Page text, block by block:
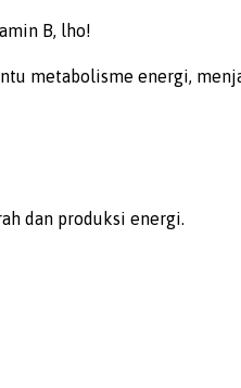
B, lho!
metabolisme energi,
dan produksi energi.